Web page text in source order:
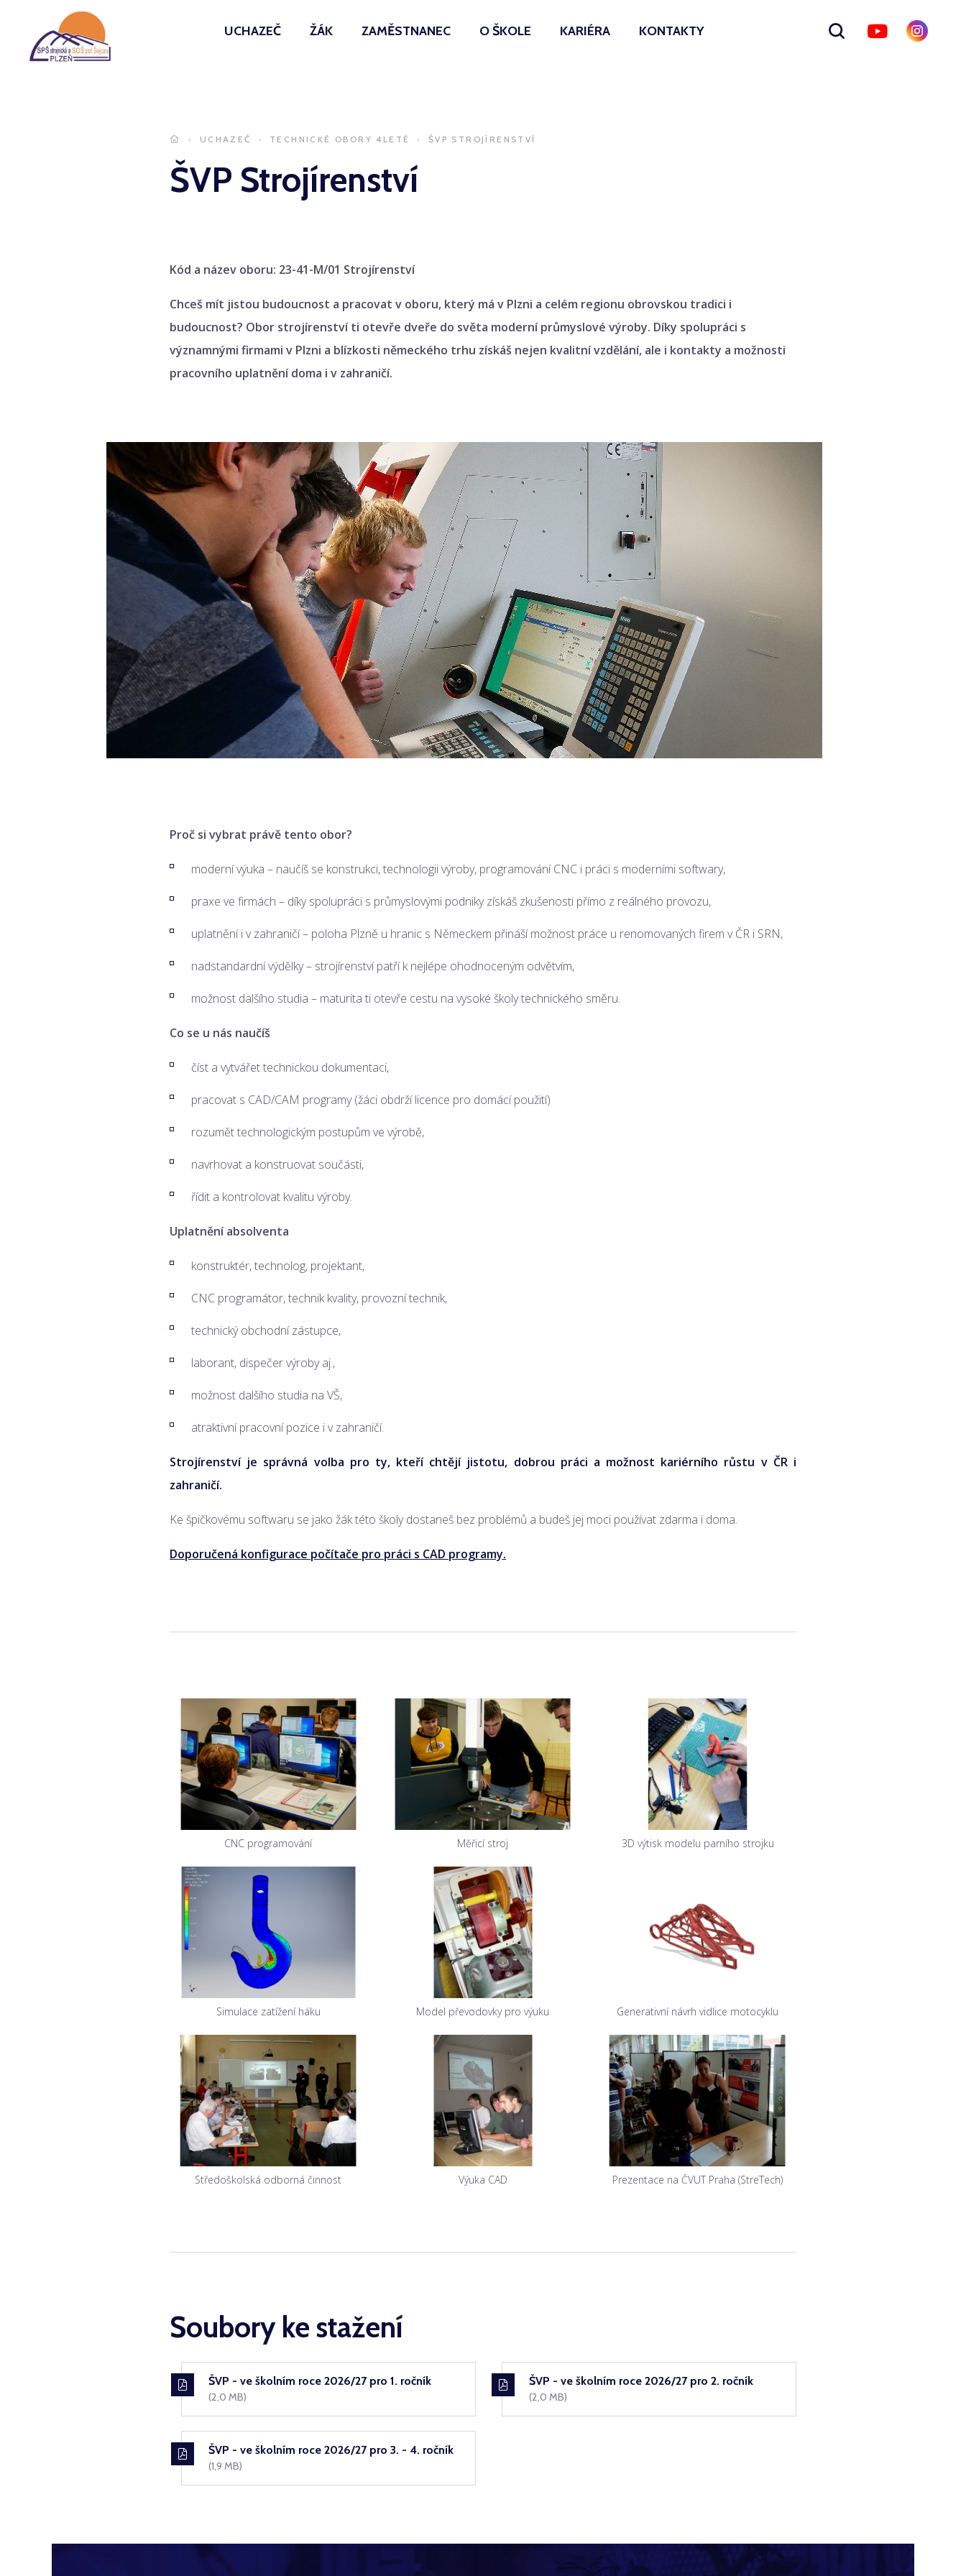
UCHAZEČ ŽÁK ZAMĚSTNANEC O ŠKOLE KARIÉRA KONTAKTY
Zobrazit
UCHAZEČ TECHNICKÉ OBORY 4LETÉ ŠVP STROJÍRENSTVÍ
ŠVP Strojírenství
Kód a název oboru: 23-41-M/01 Strojírenství
Chceš mít jistou budoucnost a pracovat v oboru, který má v Plzni a celém regionu obrovskou tradici i
budoucnost? Obor strojírenství ti otevře dveře do světa moderní průmyslové výroby. Díky spolupráci s
významnými firmami v Plzni a blízkosti německého trhu získáš nejen kvalitní vzdělání, ale i kontakty a možnosti
pracovního uplatnění doma i v zahraničí.
Proč si vybrat právě tento obor?
moderní výuka – naučíš se konstrukci, technologii výroby, programování CNC i práci s moderními softwary,
praxe ve firmách – díky spolupráci s průmyslovými podniky získáš zkušenosti přímo z reálného provozu,
uplatnění i v zahraničí – poloha Plzně u hranic s Německem přináší možnost práce u renomovaných firem v ČR i SRN,
nadstandardní výdělky – strojírenství patří k nejlépe ohodnoceným odvětvím,
možnost dalšího studia – maturita ti otevře cestu na vysoké školy technického směru.
Co se u nás naučíš
číst a vytvářet technickou dokumentaci,
pracovat s CAD/CAM programy (žáci obdrží licence pro domácí použití)
rozumět technologickým postupům ve výrobě,
navrhovat a konstruovat součásti,
řídit a kontrolovat kvalitu výroby.
Uplatnění absolventa
konstruktér, technolog, projektant,
CNC programátor, technik kvality, provozní technik,
technický obchodní zástupce,
laborant, dispečer výroby aj.,
možnost dalšího studia na VŠ,
atraktivní pracovní pozice i v zahraničí.
Strojírenství je správná volba pro ty, kteří chtějí jistotu, dobrou práci a možnost kariérního růstu v ČR i
zahraničí.
Ke špičkovému softwaru se jako žák této školy dostaneš bez problémů a budeš jej moci používat zdarma i doma.
Doporučená konfigurace počítače pro práci s CAD programy.
CNC programování Měřicí stroj 3D výtisk modelu parního strojku
Simulace zatížení háku Model převodovky pro výuku Generativní návrh vidlice motocyklu
Středoškolská odborná činnost Výuka CAD Prezentace na ČVUT Praha (StreTech)
Soubory ke stažení
ŠVP - ve školním roce 2026/27 pro 1. ročník
(2,0 MB)
ŠVP - ve školním roce 2026/27 pro 2. ročník
(2,0 MB)
ŠVP - ve školním roce 2026/27 pro 3. - 4. ročník
(1,9 MB)